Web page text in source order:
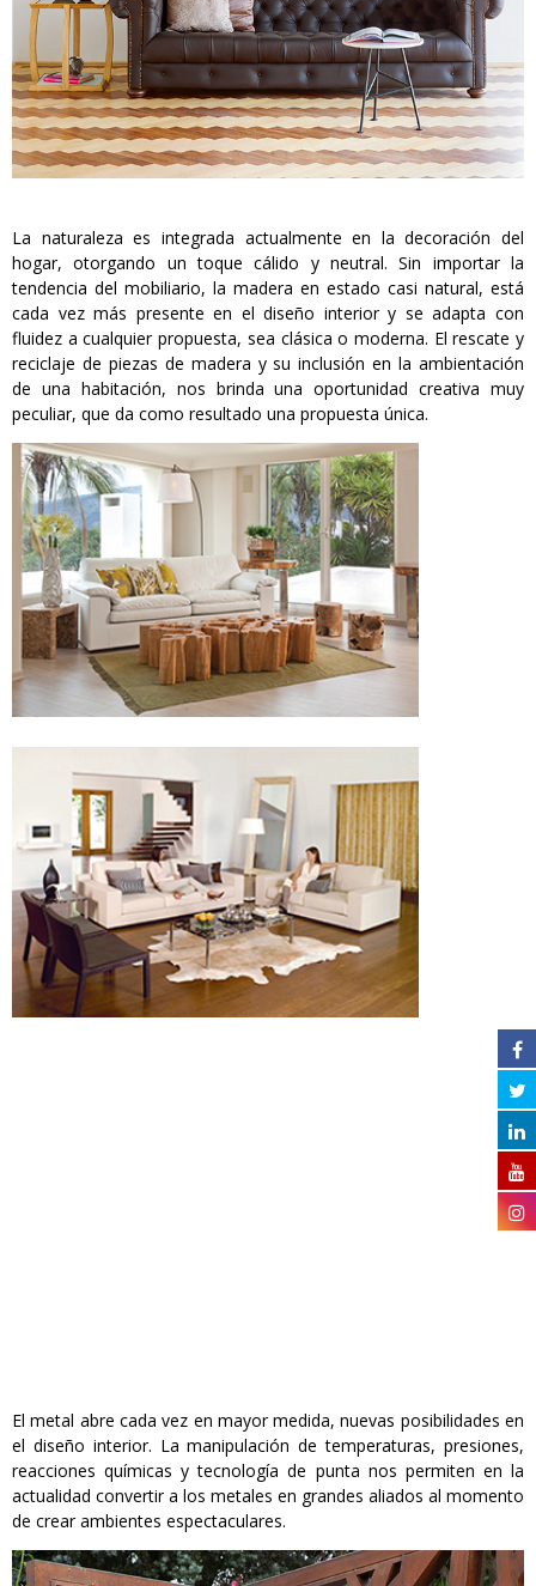
La naturaleza es integrada actualmente en la decoración del
hogar, otorgando un toque cálido y neutral. Sin importar la
tendencia del mobiliario, la madera en estado casi natural, está
cada vez más presente en el diseño interior y se adapta con
fluidez a cualquier propuesta, sea clásica o moderna. El rescate y
reciclaje de piezas de madera y su inclusión en la ambientación
de una habitación, nos brinda una oportunidad creativa muy
peculiar, que da como resultado una propuesta única.
El metal abre cada vez en mayor medida, nuevas posibilidades en
el diseño interior. La manipulación de temperaturas, presiones,
reacciones químicas y tecnología de punta nos permiten en la
actualidad convertir a los metales en grandes aliados al momento
de crear ambientes espectaculares.